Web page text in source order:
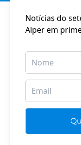
Notícias do
Alper em